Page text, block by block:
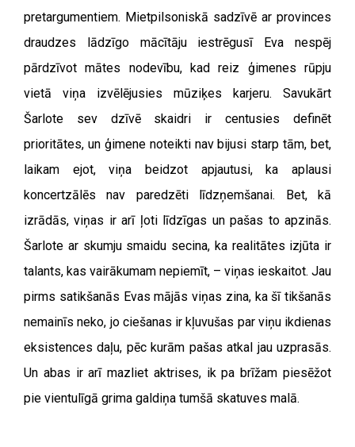
pretargumentiem. Mietpilsoniskā sadzīvē ar provinces
draudzes lādzīgo mācītāju iestrēgusī Eva nespēj
pārdzīvot mātes nodevību, kad reiz ģimenes rūpju
vietā viņa izvēlējusies mūziķes karjeru. Savukārt
Šarlote sev dzīvē skaidri ir centusies definēt
prioritātes, un ģimene noteikti nav bijusi starp tām, bet,
laikam ejot, viņa beidzot apjautusi, ka aplausi
koncertzālēs nav paredzēti līdzņemšanai. Bet, kā
izrādās, viņas ir arī ļoti līdzīgas un pašas to apzinās.
Šarlote ar skumju smaidu secina, ka realitātes izjūta ir
talants, kas vairākumam nepiemīt, – viņas ieskaitot. Jau
pirms satikšanās Evas mājās viņas zina, ka šī tikšanās
nemainīs neko, jo ciešanas ir kļuvušas par viņu ikdienas
eksistences daļu, pēc kurām pašas atkal jau uzprasās.
Un abas ir arī mazliet aktrises, ik pa brīžam piesēžot
pie vientulīgā grima galdiņa tumšā skatuves malā.